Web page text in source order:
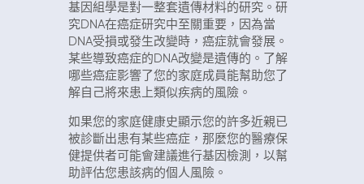
基因組學是對一整套遺傳材料的研究。研
究DNA在癌症研究中至關重要，因為當
DNA受損或發生改變時，癌症就會發展。
某些導致癌症的DNA改變是遺傳的。了解
哪些癌症影響了您的家庭成員能幫助您了
解自己將來患上類似疾病的風險。
如果您的家庭健康史顯示您的許多近親已
被診斷出患有某些癌症，那麼您的醫療保
健提供者可能會建議進行基因檢測，以幫
助評估您患該病的個人風險。